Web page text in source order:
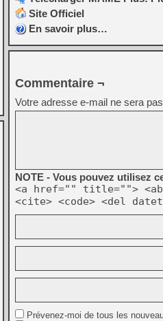
Site Officiel
En savoir plus…
Commentaire ¬
Votre adresse e-mail ne sera
NOTE - Vous pouvez utilisez
<a href="" title="">
<cite> <code> <del
Prévenez-moi de tous les